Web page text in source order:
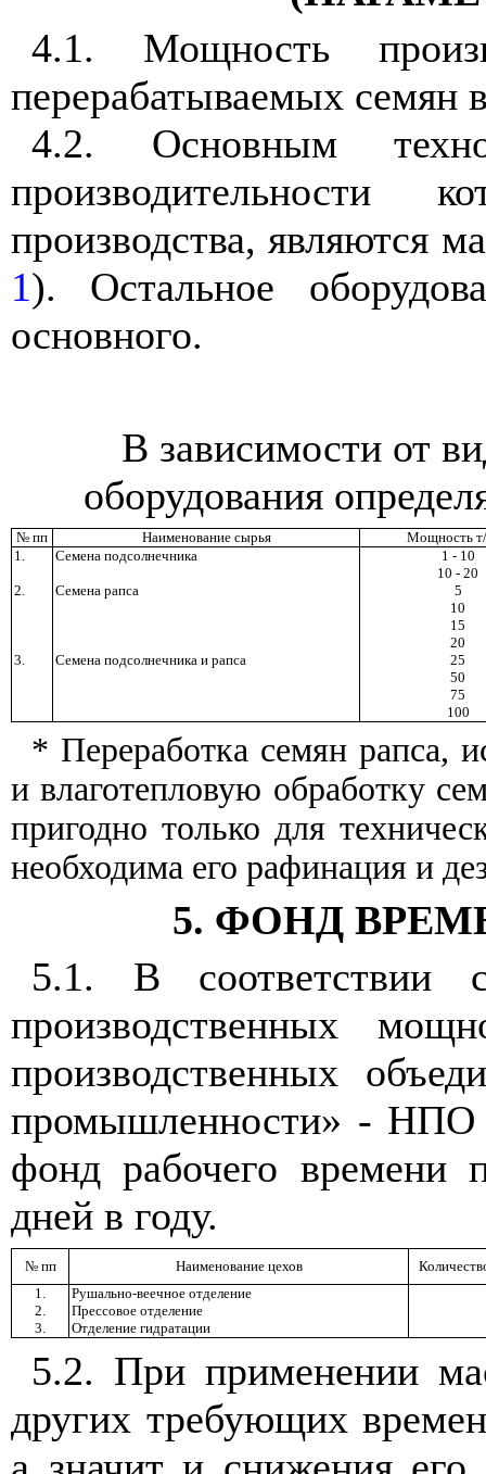
4.1. Мощность
перерабатываемых семян
4.2. Основным
производительности
производства, являются
1). Остальное
основного.
В зависимости от
оборудования
№ пп Наименование сырья
Мощность т/
1.
Семена подсолнечника
1 - 10
10 - 20
2.
Семена рапса
5
10
15
20
3.
Семена подсолнечника и рапса
25
50
75
100
* Переработка семян рапса,
и влаготепловую обработку
пригодно только для
необходима его рафинация и
5. ФОНД
5.1. В соответствии
производственных
производственных
промышленности» - НПО
фонд рабочего времени
дней в году.
№ пп Наименование цехов
1.
Рушально-веечное отделение
2.
Прессовое отделение
3.
Отделение гидратации
5.2. При применении
других требующих